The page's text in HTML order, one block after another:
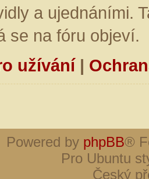
a ujednáními.
se na fóru objeví.
užívání|
Powered by phpBB®
Pro Ubuntu
Český